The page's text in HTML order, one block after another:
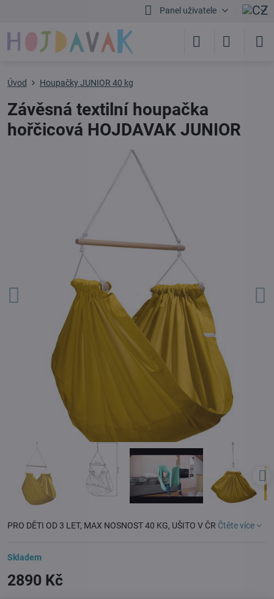
Panel uživatele
Úvod Houpačky JUNIOR 40 kg
Závěsná textilní houpačka
hořčicová HOJDAVAK JUNIOR
PRO DĚTI OD 3 LET, MAX NOSNOST 40 KG, UŠITO V ČR Čtěte více
Skladem
2890 Kč